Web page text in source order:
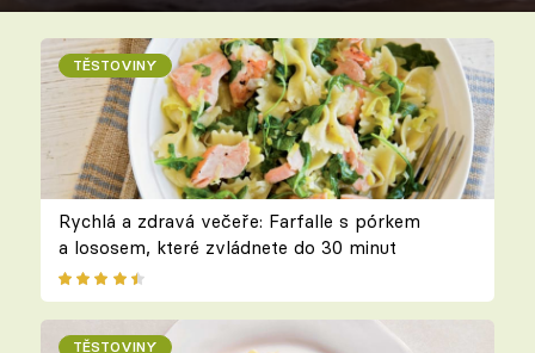
TĚSTOVINY
Rychlá a zdravá večeře: Farfalle s pórkem
a lososem, které zvládnete do 30 minut
TĚSTOVINY